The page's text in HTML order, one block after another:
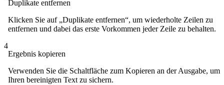
Duplikate entfernen
Klicken Sie auf „Duplikate entfernen“, um wiederholte Zeilen zu
entfernen und dabei das erste Vorkommen jeder Zeile zu behalten.
4
Ergebnis kopieren
Verwenden Sie die Schaltfläche zum Kopieren an der Ausgabe, um
Ihren bereinigten Text zu sichern.